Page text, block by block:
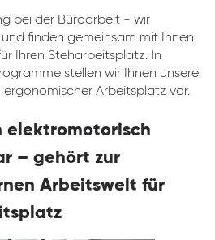
bei der Büroarbeit - wir
finden gemeinsam mit Ihnen
Ihren Steharbeitsplatz. In
stellen wir Ihnen unsere
ergonomischer Arbeitsplatz vor.
elektromotorisch
– gehört zur
Arbeitswelt für